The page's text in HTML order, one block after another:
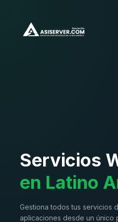
Servicios
en Latino
Gestiona todos tus servicios
aplicaciones desde un único